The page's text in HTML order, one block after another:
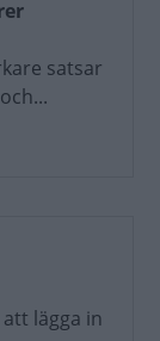
satsar
lägga in